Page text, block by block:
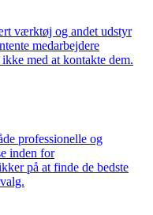
værktøj og andet udstyr
medarbejdere
med at kontakte dem.
professionelle og
inden for
på at finde de bedste